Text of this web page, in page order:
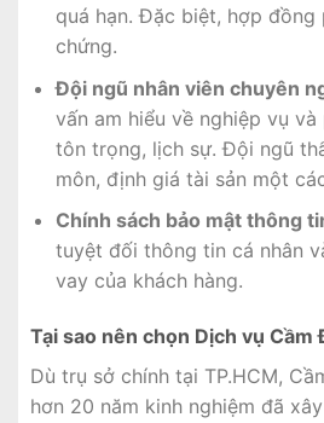
quá hạn. Đặc biệt, hợp đồng
chứng.
Đội ngũ nhân viên chuyên
vấn am hiểu về nghiệp vụ
tôn trọng, lịch sự. Đội ngũ
môn, định giá tài sản một
Chính sách bảo mật thông
tuyệt đối thông tin cá nhân
vay của khách hàng.
Tại sao nên chọn Dịch vụ Cầm
Dù trụ sở chính tại TP.HCM,
hơn 20 năm kinh nghiệm đã